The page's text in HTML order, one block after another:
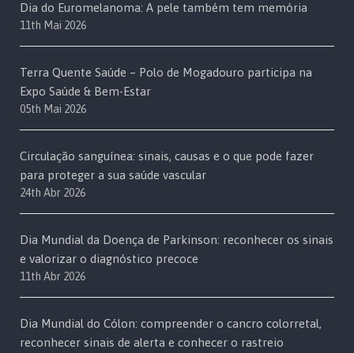
Dia do Euromelanoma: A pele também tem memória
11th Mai 2026
Terra Quente Saúde – Polo de Mogadouro participa na
Expo Saúde & Bem-Estar
05th Mai 2026
Circulação sanguínea: sinais, causas e o que pode fazer
para proteger a sua saúde vascular
24th Abr 2026
Dia Mundial da Doença de Parkinson: reconhecer os sinais
e valorizar o diagnóstico precoce
11th Abr 2026
Dia Mundial do Cólon: compreender o cancro colorretal,
reconhecer sinais de alerta e conhecer o rastreio